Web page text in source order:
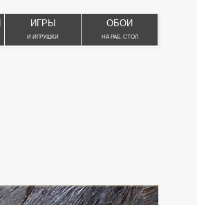
ИГРЫ
И ИГРУШКИ
ОБОИ
НА РАБ. СТОЛ